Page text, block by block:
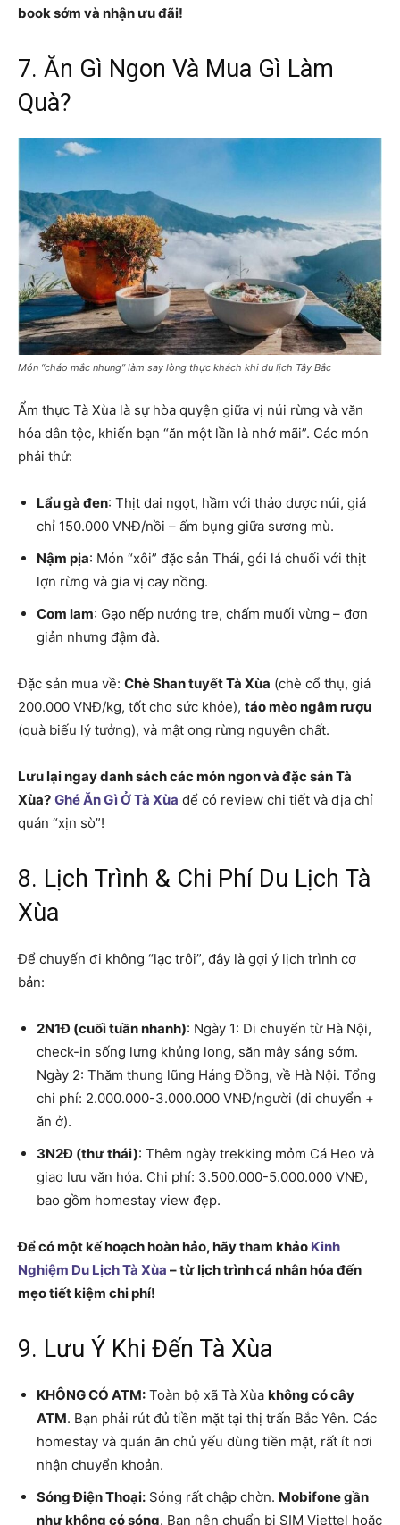
book sớm và nhận ưu đãi!
7. Ăn Gì Ngon Và Mua Gì Làm
Quà?
Món “cháo mắc nhung” làm say lòng thực khách khi du lịch Tây Bắc
Ẩm thực Tà Xùa là sự hòa quyện giữa vị núi rừng và văn
hóa dân tộc, khiến bạn “ăn một lần là nhớ mãi”. Các món
phải thử:
Lẩu gà đen: Thịt dai ngọt, hầm với thảo dược núi, giá
chỉ 150.000 VNĐ/nồi – ấm bụng giữa sương mù.
Nậm pịa: Món “xôi” đặc sản Thái, gói lá chuối với thịt
lợn rừng và gia vị cay nồng.
Cơm lam: Gạo nếp nướng tre, chấm muối vừng – đơn
giản nhưng đậm đà.
Đặc sản mua về: Chè Shan tuyết Tà Xùa (chè cổ thụ, giá
200.000 VNĐ/kg, tốt cho sức khỏe), táo mèo ngâm rượu
(quà biếu lý tưởng), và mật ong rừng nguyên chất.
Lưu lại ngay danh sách các món ngon và đặc sản Tà
Xùa? Ghé Ăn Gì Ở Tà Xùa để có review chi tiết và địa chỉ
quán “xịn sò”!
8. Lịch Trình & Chi Phí Du Lịch Tà
Xùa
Để chuyến đi không “lạc trôi”, đây là gợi ý lịch trình cơ
bản:
2N1Đ (cuối tuần nhanh): Ngày 1: Di chuyển từ Hà Nội,
check-in sống lưng khủng long, săn mây sáng sớm.
Ngày 2: Thăm thung lũng Háng Đồng, về Hà Nội. Tổng
chi phí: 2.000.000-3.000.000 VNĐ/người (di chuyển +
ăn ở).
3N2Đ (thư thái): Thêm ngày trekking mỏm Cá Heo và
giao lưu văn hóa. Chi phí: 3.500.000-5.000.000 VNĐ,
bao gồm homestay view đẹp.
Để có một kế hoạch hoàn hảo, hãy tham khảo Kinh
Nghiệm Du Lịch Tà Xùa – từ lịch trình cá nhân hóa đến
mẹo tiết kiệm chi phí!
9. Lưu Ý Khi Đến Tà Xùa
KHÔNG CÓ ATM: Toàn bộ xã Tà Xùa không có cây
ATM. Bạn phải rút đủ tiền mặt tại thị trấn Bắc Yên. Các
homestay và quán ăn chủ yếu dùng tiền mặt, rất ít nơi
nhận chuyển khoản.
Sóng Điện Thoại: Sóng rất chập chờn. Mobifone gần
như không có sóng. Bạn nên chuẩn bị SIM Viettel hoặc